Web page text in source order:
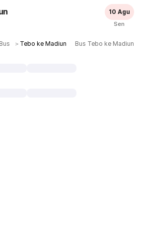
10 Agu
Sen
＞ Tebo ke Madiun Bus Tebo ke Madiun